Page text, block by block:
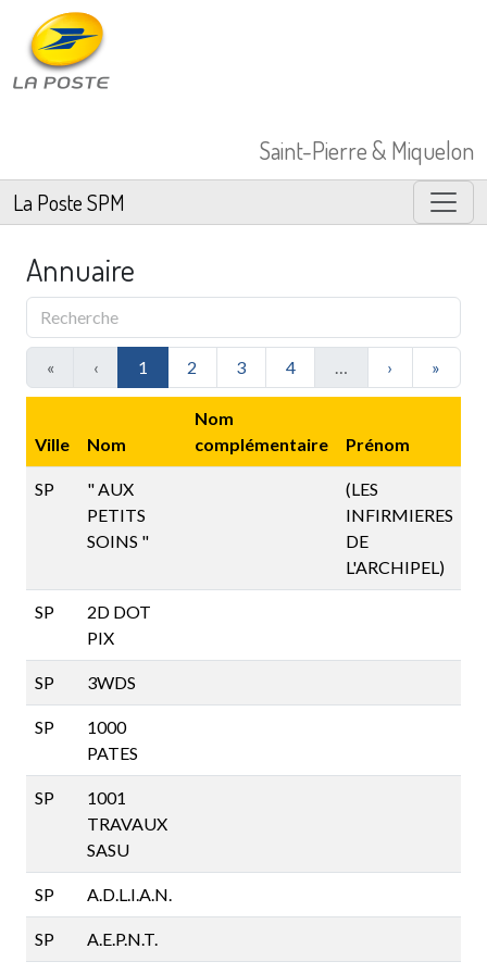
Saint-Pierre & Miquelon
La Poste SPM
Annuaire
« ‹ 1 2 3 4 … › »
Ville Nom
Nom
complémentaire
Prénom
SP
" AUX
PETITS
SOINS "
(LES
INFIRMIERES
DE
L'ARCHIPEL)
SP
2D DOT
PIX
SP 3WDS
SP
1000
PATES
SP
1001
TRAVAUX
SASU
SP A.D.L.I.A.N.
SP A.E.P.N.T.